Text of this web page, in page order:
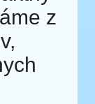
z